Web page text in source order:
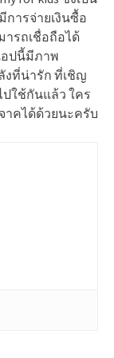
ารจ่ายเงินซื้อ
รถเชื่อถือได้
อปนี้มีภาพ
งที่น่ารัก ที่เชิญ
ปใช้กันแล้ว ใคร
าคได้ด้วยนะครับ